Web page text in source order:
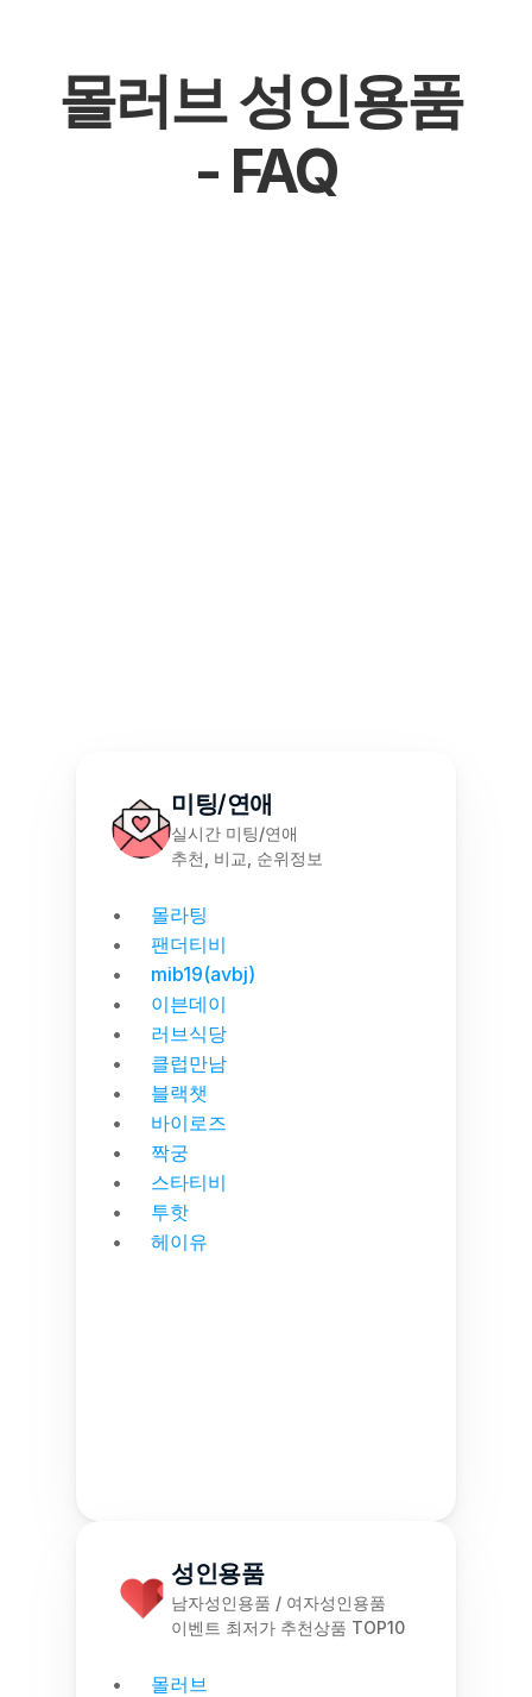
몰러브 성인용품
- FAQ
미팅/연애
실시간 미팅/연애
추천, 비교, 순위정보
몰라팅
팬더티비
mib19(avbj)
이븐데이
러브식당
클럽만남
블랙챗
바이로즈
짝궁
스타티비
투핫
헤이유
성인용품
남자성인용품 / 여자성인용품
이벤트 최저가 추천상품 TOP10
몰러브